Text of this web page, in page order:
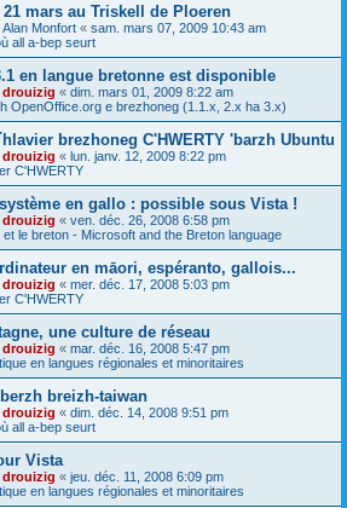
21 mars au Triskell de Ploeren
Alan Monfort « sam. mars 07, 2009 10:43 am
all a-bep seurt
en langue bretonne est disponible
drouizig « dim. mars 01, 2009 8:22 am
OpenOffice.org e brezhoneg (1.1.x, 2.x ha 3.x)
brezhoneg C'HWERTY 'barzh Ubuntu
drouizig « lun. janv. 12, 2009 8:22 pm
C'HWERTY
en gallo : possible sous Vista !
drouizig « ven. déc. 26, 2008 6:58 pm
et le breton - Microsoft and the Breton language
en māori, espéranto, gallois...
drouizig « mer. déc. 17, 2008 5:03 pm
C'HWERTY
une culture de réseau
drouizig « mar. déc. 16, 2008 5:47 pm
en langues régionales et minoritaires
breizh-taiwan
drouizig « dim. déc. 14, 2008 9:51 pm
all a-bep seurt
Vista
drouizig « jeu. déc. 11, 2008 6:09 pm
en langues régionales et minoritaires